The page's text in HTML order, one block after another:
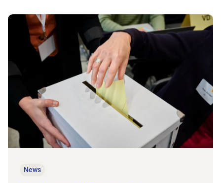
News
All’articolo Bando per l’Organo di deontologia nazionale di